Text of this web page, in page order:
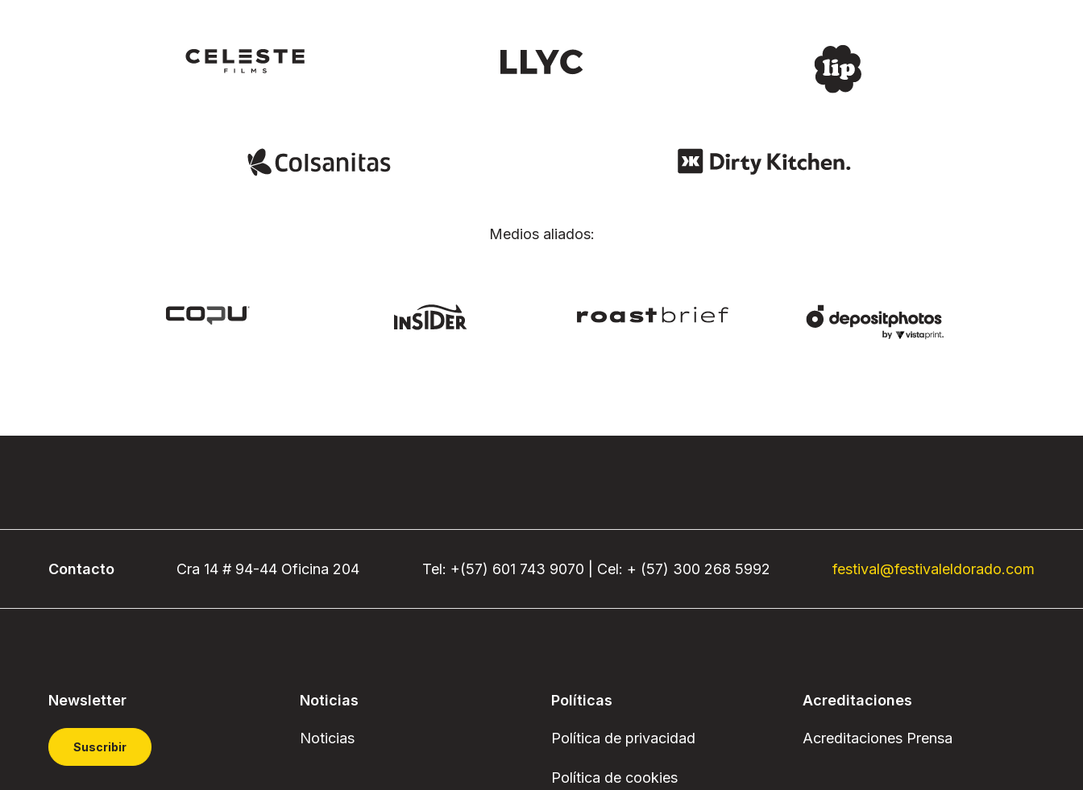
Medios aliados:
Contacto Cra 14 # 94-44 Oficina 204 Tel: +(57) 601 743 9070 | Cel: + (57) 300 268 5992 festival@festivaleldorado.com
Newsletter
Suscribir
Noticias
Noticias
Políticas
Política de privacidad
Política de cookies
Acreditaciones
Acreditaciones Prensa